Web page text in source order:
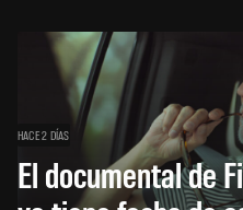
HACE 2 DÍAS
El documental de